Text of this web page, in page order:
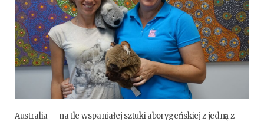
Austra­lia — na tle wspa­nia­łej sztu­ki abo­ry­geń­skiej z jed­ną z